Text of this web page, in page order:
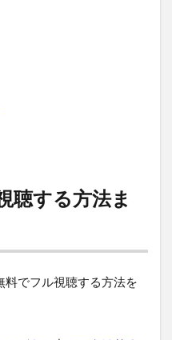
聴する方法ま
でフル視聴する方法を